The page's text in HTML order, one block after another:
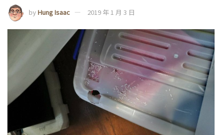
byHung Isaac 2019 年 1 月 3 日